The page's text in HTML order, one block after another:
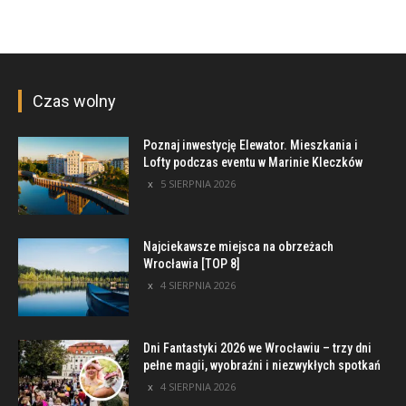
Czas wolny
Poznaj inwestycję Elewator. Mieszkania i
Lofty podczas eventu w Marinie Kleczków
5 SIERPNIA 2026
Najciekawsze miejsca na obrzeżach
Wrocławia [TOP 8]
4 SIERPNIA 2026
Dni Fantastyki 2026 we Wrocławiu – trzy dni
pełne magii, wyobraźni i niezwykłych spotkań
4 SIERPNIA 2026